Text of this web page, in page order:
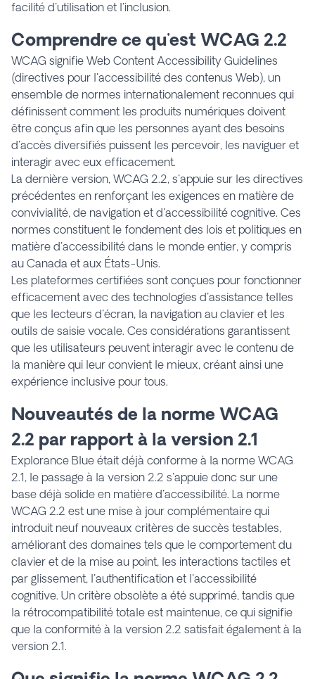
facilité d'utilisation et l'inclusion.
Comprendre ce qu'est WCAG 2.2
WCAG signifie Web Content Accessibility Guidelines
(directives pour l'accessibilité des contenus Web), un
ensemble de normes internationalement reconnues qui
définissent comment les produits numériques doivent
être conçus afin que les personnes ayant des besoins
d'accès diversifiés puissent les percevoir, les naviguer et
interagir avec eux efficacement.
La dernière version, WCAG 2.2, s'appuie sur les directives
précédentes en renforçant les exigences en matière de
convivialité, de navigation et d'accessibilité cognitive. Ces
normes constituent le fondement des lois et politiques en
matière d'accessibilité dans le monde entier, y compris
au Canada et aux États-Unis.
Les plateformes certifiées sont conçues pour fonctionner
efficacement avec des technologies d'assistance telles
que les lecteurs d'écran, la navigation au clavier et les
outils de saisie vocale. Ces considérations garantissent
que les utilisateurs peuvent interagir avec le contenu de
la manière qui leur convient le mieux, créant ainsi une
expérience inclusive pour tous.
Nouveautés de la norme WCAG
2.2 par rapport à la version 2.1
Explorance Blue était déjà conforme à la norme WCAG
2.1, le passage à la version 2.2 s'appuie donc sur une
base déjà solide en matière d'accessibilité. La norme
WCAG 2.2 est une mise à jour complémentaire qui
introduit neuf nouveaux critères de succès testables,
améliorant des domaines tels que le comportement du
clavier et de la mise au point, les interactions tactiles et
par glissement, l'authentification et l'accessibilité
cognitive. Un critère obsolète a été supprimé, tandis que
la rétrocompatibilité totale est maintenue, ce qui signifie
que la conformité à la version 2.2 satisfait également à la
version 2.1.